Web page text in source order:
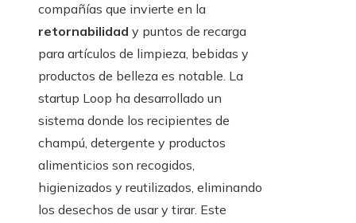
compañías que invierte en la
retornabilidad y puntos de recarga
para artículos de limpieza, bebidas y
productos de belleza es notable. La
startup Loop ha desarrollado un
sistema donde los recipientes de
champú, detergente y productos
alimenticios son recogidos,
higienizados y reutilizados, eliminando
los desechos de usar y tirar. Este